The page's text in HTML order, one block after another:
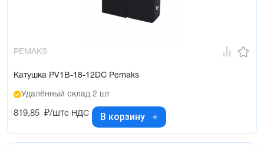
PEMAKS
Катушка PV1B-18-12DC Pemaks
Удалённый склад 2 шт
819,85 ₽/штс НДС В корзину